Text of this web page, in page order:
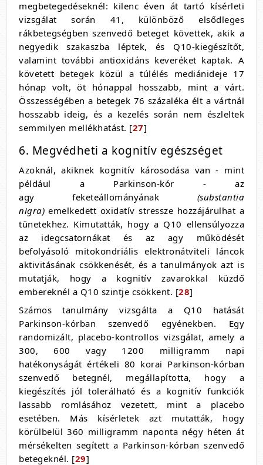
megbetegedéseknél: kilenc éven át tartó kísérleti
vizsgálat során 41, különböző elsődleges
rákbetegségben szenvedő beteget követtek, akik a
negyedik szakaszba léptek, és Q10-kiegészítőt,
valamint további antioxidáns keveréket kaptak. A
követett betegek közül a túlélés mediánideje 17
hónap volt, öt hónappal hosszabb, mint a várt.
Összességében a betegek 76 százaléka élt a vártnál
hosszabb ideig, és a kezelés során nem észleltek
semmilyen mellékhatást. [27]
6. Megvédheti a kognitív egészséget
Azoknál, akiknek kognitív károsodása van - mint
például a Parkinson-kór - az
agy feketeállományának (substantia
nigra)emelkedett oxidatív stressze hozzájárulhat a
tünetekhez. Kimutatták, hogy a Q10 ellensúlyozza
az idegcsatornákat és az agy működését
befolyásoló mitokondriális elektronátviteli láncok
aktivitásának csökkenését, és a tanulmányok azt is
mutatják, hogy a kognitív zavarokkal küzdő
embereknél a Q10 szintje csökkent. [28]
Számos tanulmány vizsgálta a Q10 hatását
Parkinson-kórban szenvedő egyénekben. Egy
randomizált, placebo-kontrollos vizsgálat, amely a
300, 600 vagy 1200 milligramm napi
hatékonyságát értékeli 80 korai Parkinson-kórban
szenvedő betegnél, megállapította, hogy a
kiegészítés jól tolerálható és a kognitív funkciók
lassabb romlásához vezetett, mint a placebo
esetében. Más kísérletek azt mutatták, hogy
körülbelül 360 milligramm naponta négy héten át
mérsékelten segített a Parkinson-kórban szenvedő
betegeknél. [29]